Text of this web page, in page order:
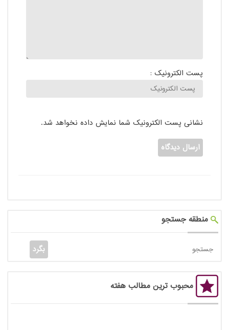
پست الکترونیک :
نشانی پست الکترونیک شما نمایش داده نخواهد شد.
منطقه جستجو
محبوب ترین مطالب هفته